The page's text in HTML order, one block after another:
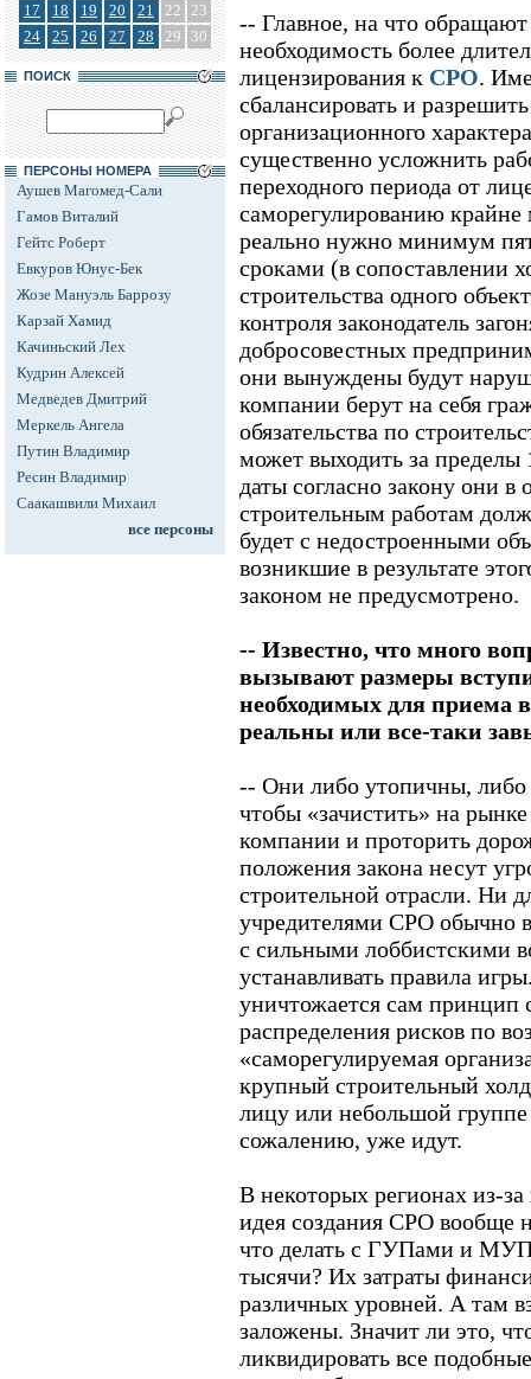
17
18 19 20 21 22 23
24
25 26 27 28 29 30
ПОИСК
ПЕРСОНЫ НОМЕРА
Аушев Магомед-Сали
Гамов Виталий
Гейтс Роберт
Евкуров Юнус-Бек
Жозе Мануэль Баррозу
Карзай Хамид
Качиньский Лех
Кудрин Алексей
Медведев Дмитрий
Меркель Ангела
Путин Владимир
Ресин Владимир
Саакашвили Михаил
все персоны
-- Главное, на что
необходимость более
лицензирования к СРО.
сбалансировать и
организационного
существенно усложнить
переходного периода от
саморегулированию
реально нужно минимум
сроками (в сопоставлении
строительства одного
контроля законодатель
добросовестных
они вынуждены будут
компании берут на себя
обязательства по
может выходить за пределы
даты согласно закону они в
строительным работам
будет с недостроенными
возникшие в результате
законом не предусмотрено.
-- Известно, что много
вызывают размеры
необходимых для приема
реальны или все-таки
-- Они либо утопичны,
чтобы «зачистить» на
компании и проторить
положения закона несут
строительной отрасли. Ни
учредителями СРО обычно
с сильными лоббистскими
устанавливать правила
уничтожается сам принцип
распределения рисков по
«саморегулируемая
крупный строительный
лицу или небольшой
сожалению, уже идут.
В некоторых регионах из-
идея создания СРО вообще
что делать с ГУПами и
тысячи? Их затраты
различных уровней. А там
заложены. Значит ли это,
ликвидировать все